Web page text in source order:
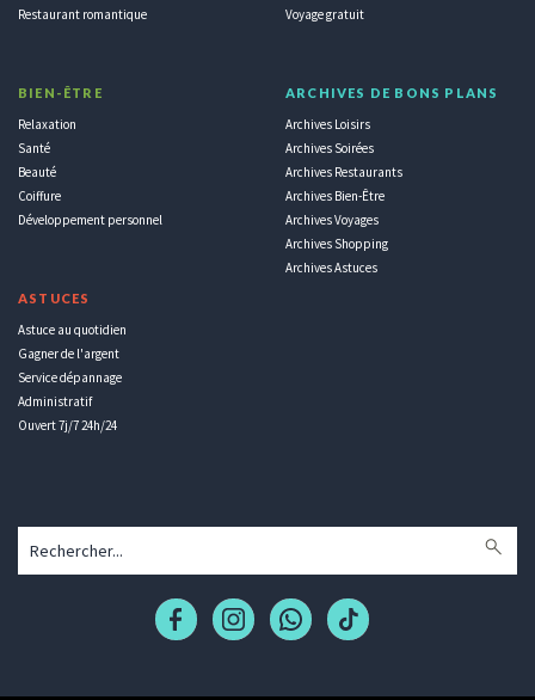
Restaurant romantique
BIEN-ÊTRE
Relaxation
Santé
Beauté
Coiffure
Développement personnel
ASTUCES
Astuce au quotidien
Gagner de l'argent
Service dépannage
Administratif
Ouvert 7j/7 24h/24
Voyage gratuit
ARCHIVES DE BONS PLANS
Archives Loisirs
Archives Soirées
Archives Restaurants
Archives Bien-Être
Archives Voyages
Archives Shopping
Archives Astuces